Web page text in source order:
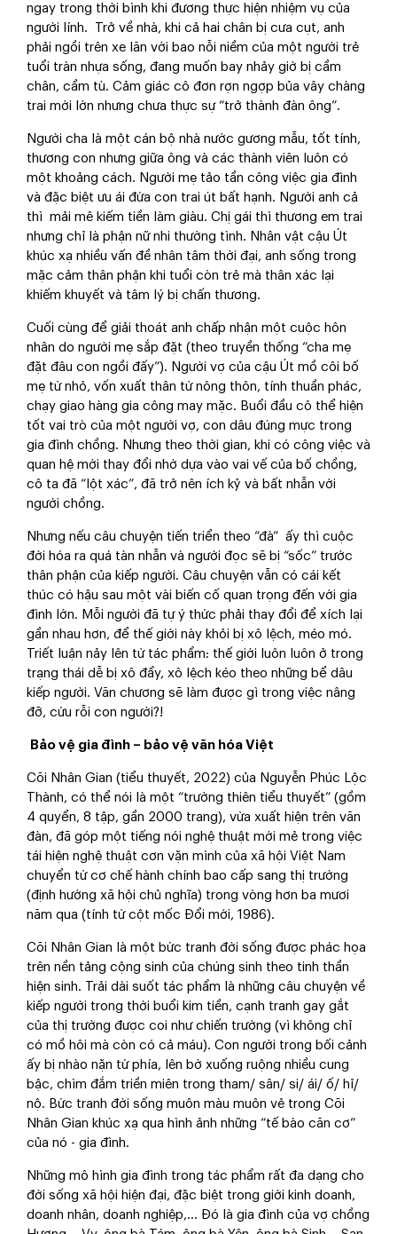
ngay trong thời bình khi đương thực hiện nhiệm vụ của
người lính. Trở về nhà, khi cả hai chân bị cưa cụt, anh
phải ngồi trên xe lăn với bao nỗi niềm của một người trẻ
tuổi tràn nhựa sống, đang muốn bay nhảy giờ bị cầm
chân, cầm tù. Cảm giác cô đơn rợn ngợp bủa vây chàng
trai mới lớn nhưng chưa thực sự “trở thành đàn ông”.
Người cha là một cán bộ nhà nước gương mẫu, tốt tính,
thương con nhưng giữa ông và các thành viên luôn có
một khoảng cách. Người mẹ tảo tần công việc gia đình
và đặc biệt ưu ái đứa con trai út bất hạnh. Người anh cả
thì mải mê kiếm tiền làm giàu. Chị gái thì thương em trai
nhưng chỉ là phận nữ nhi thường tình. Nhân vật cậu Út
khúc xạ nhiều vấn đề nhân tâm thời đại, anh sống trong
mặc cảm thân phận khi tuổi còn trẻ mà thân xác lại
khiếm khuyết và tâm lý bị chấn thương.
Cuối cùng để giải thoát anh chấp nhận một cuộc hôn
nhân do người mẹ sắp đặt (theo truyền thống “cha mẹ
đặt đâu con ngồi đấy”). Người vợ của cậu Út mồ côi bố
mẹ từ nhỏ, vốn xuất thân từ nông thôn, tính thuần phác,
chạy giao hàng gia công may mặc. Buổi đầu cô thể hiện
tốt vai trò của một người vợ, con dâu đúng mực trong
gia đình chồng. Nhưng theo thời gian, khi có công việc và
quan hệ mới thay đổi nhờ dựa vào vai vế của bố chồng,
cô ta đã “lột xác”, đã trở nên ích kỷ và bất nhẫn với
người chồng.
Nhưng nếu câu chuyện tiến triển theo “đà” ấy thì cuộc
đời hóa ra quá tàn nhẫn và người đọc sẽ bị “sốc” trước
thân phận của kiếp người. Câu chuyện vẫn có cái kết
thúc có hậu sau một vài biến cố quan trọng đến với gia
đình lớn. Mỗi người đã tự ý thức phải thay đổi để xích lại
gần nhau hơn, để thế giới này khỏi bị xô lệch, méo mó.
Triết luận nảy lên từ tác phẩm: thế giới luôn luôn ở trong
trạng thái dễ bị xô đẩy, xô lệch kéo theo những bể dâu
kiếp người. Văn chương sẽ làm được gì trong việc nâng
đỡ, cứu rỗi con người?!
Bảo vệ gia đình – bảo vệ văn hóa Việt
Cõi Nhân Gian (tiểu thuyết, 2022) của Nguyễn Phúc Lộc
Thành, có thể nói là một “trường thiên tiểu thuyết” (gồm
4 quyển, 8 tập, gần 2000 trang), vừa xuất hiện trên văn
đàn, đã góp một tiếng nói nghệ thuật mới mẻ trong việc
tái hiện nghệ thuật cơn vặn mình của xã hội Việt Nam
chuyển từ cơ chế hành chính bao cấp sang thị trường
(định hướng xã hội chủ nghĩa) trong vòng hơn ba mươi
năm qua (tính từ cột mốc Đổi mới, 1986).
Cõi Nhân Gian là một bức tranh đời sống được phác họa
trên nền tảng cộng sinh của chúng sinh theo tinh thần
hiện sinh. Trải dài suốt tác phẩm là những câu chuyện về
kiếp người trong thời buổi kim tiền, cạnh tranh gay gắt
của thị trường được coi như chiến trường (vì không chỉ
có mồ hôi mà còn có cả máu). Con người trong bối cảnh
ấy bị nhào nặn tứ phía, lên bờ xuống ruộng nhiều cung
bậc, chìm đắm triền miên trong tham/ sân/ si/ ái/ ố/ hỉ/
nộ. Bức tranh đời sống muôn màu muôn vẻ trong Cõi
Nhân Gian khúc xạ qua hình ảnh những “tế bào căn cơ”
của nó - gia đình.
Những mô hình gia đình trong tác phẩm rất đa dạng cho
đời sống xã hội hiện đại, đặc biệt trong giới kinh doanh,
doanh nhân, doanh nghiệp,... Đó là gia đình của vợ chồng